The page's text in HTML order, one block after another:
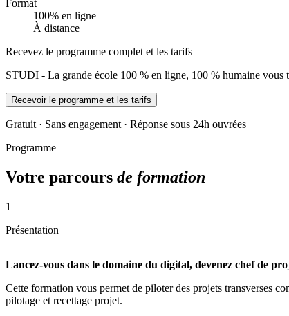
Format
100% en ligne
À distance
Recevez le programme complet et les tarifs
STUDI - La grande école 100 % en ligne, 100 % humaine vous
Recevoir le programme et les tarifs
Gratuit · Sans engagement · Réponse sous 24h ouvrées
Programme
Votre parcours de formation
1
Présentation
Lancez-vous dans le domaine du digital, devenez chef de
Cette formation vous permet de piloter des projets transverses
pilotage et recettage projet.